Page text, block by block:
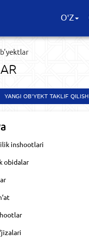
O'Z
YANGI OB'YEKT TAKLIF QILISH
inshootlari
obidalar